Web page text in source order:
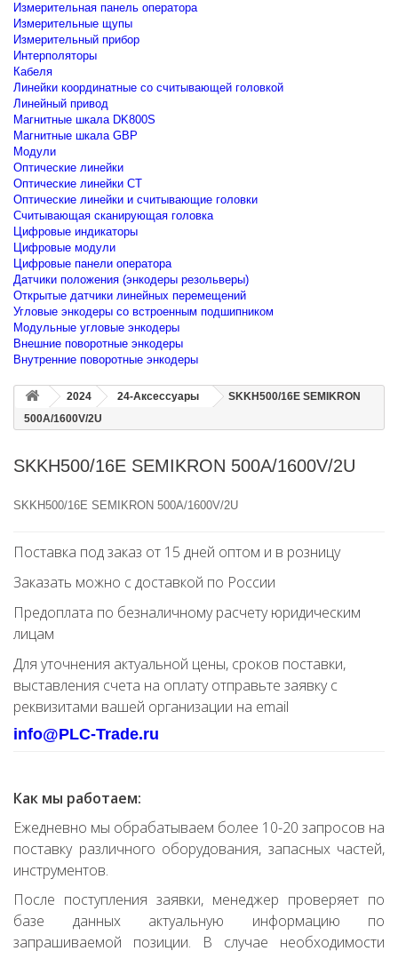
Измерительная панель оператора
Измерительные щупы
Измерительный прибор
Интерполяторы
Кабеля
Линейки координатные со считывающей головкой
Линейный привод
Магнитные шкала DK800S
Магнитные шкала GBP
Модули
Оптические линейки
Оптические линейки CT
Оптические линейки и считывающие головки
Считывающая сканирующая головка
Цифровые индикаторы
Цифровые модули
Цифровые панели оператора
Датчики положения (энкодеры резольверы)
Открытые датчики линейных перемещений
Угловые энкодеры со встроенным подшипником
Модульные угловые энкодеры
Внешние поворотные энкодеры
Внутренние поворотные энкодеры
2024 24-Аксессуары
SKKH500/16E SEMIKRON
500A/1600V/2U
SKKH500/16E SEMIKRON 500A/1600V/2U
SKKH500/16E SEMIKRON 500A/1600V/2U
Поставка под заказ от 15 дней оптом и в розницу
Заказать можно с доставкой по России
Предоплата по безналичному расчету юридическим
лицам
Для уточнения актуальной цены, сроков поставки,
выставления счета на оплату отправьте заявку с
реквизитами вашей организации на email
info@PLC-Trade.ru
Как мы работаем:
Ежедневно мы обрабатываем более 10-20 запросов на
поставку различного оборудования, запасных частей,
инструментов.
После поступления заявки, менеджер проверяет по
базе данных актуальную информацию по
запрашиваемой позиции. В случае необходимости